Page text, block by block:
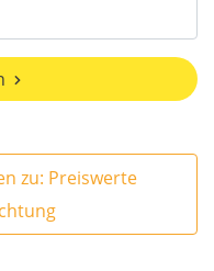
zu: Preiswerte